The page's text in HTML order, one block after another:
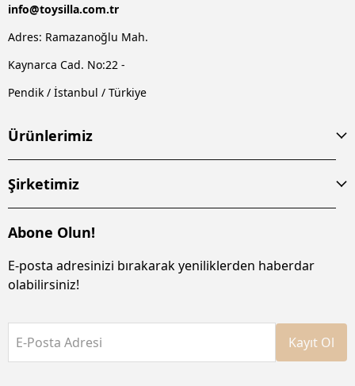
info@toysilla.com.tr
Adres: Ramazanoğlu Mah.
Kaynarca Cad. No:22 -
Pendik / İstanbul / Türkiye
Ürünlerimiz
Şirketimiz
Abone Olun!
E-posta adresinizi bırakarak yeniliklerden haberdar
olabilirsiniz!
E-Posta Adresi Kayıt Ol